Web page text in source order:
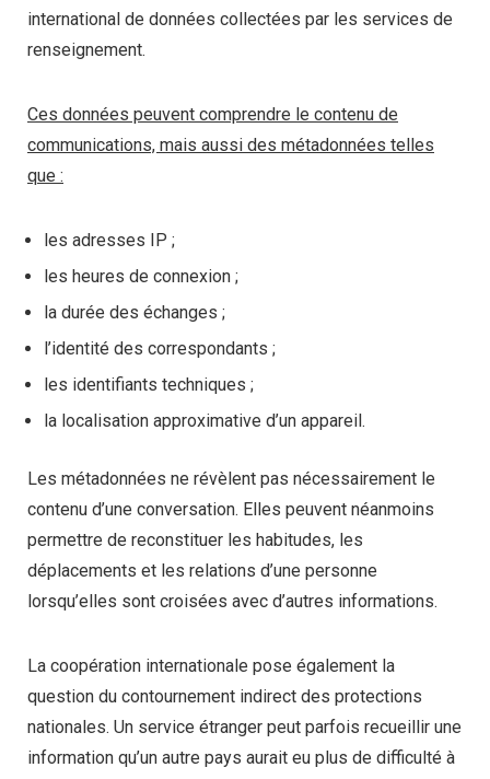
international de données collectées par les services de
renseignement.
Ces données peuvent comprendre le contenu de
communications, mais aussi des métadonnées telles
que :
les adresses IP ;
les heures de connexion ;
la durée des échanges ;
l’identité des correspondants ;
les identifiants techniques ;
la localisation approximative d’un appareil.
Les métadonnées ne révèlent pas nécessairement le
contenu d’une conversation. Elles peuvent néanmoins
permettre de reconstituer les habitudes, les
déplacements et les relations d’une personne
lorsqu’elles sont croisées avec d’autres informations.
La coopération internationale pose également la
question du contournement indirect des protections
nationales. Un service étranger peut parfois recueillir une
information qu’un autre pays aurait eu plus de difficulté à